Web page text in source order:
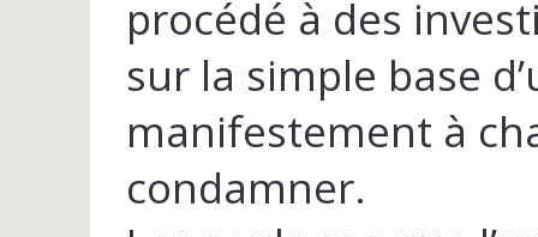
procédé à des
sur la simple base
manifestement à
condamner.